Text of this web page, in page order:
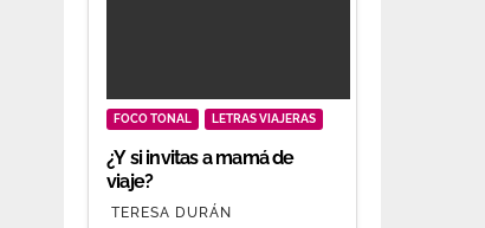
FOCO TONAL LETRAS VIAJERAS
¿Y si invitas a mamá de
viaje?
TERESA DURÁN